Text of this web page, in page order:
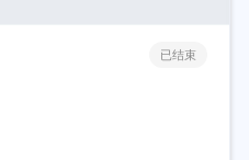
已结束